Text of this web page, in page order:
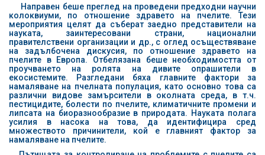
Направен беше преглед на проведени предходни научни
колоквиуми, по отношение здравето на пчелите. Тези
мероприятия целят да съберат заедно представители на
науката, заинтересовани страни, национални
правителствени организации и др., с оглед осъществяване
на задълбочена дискусия, по отношение здравето на
пчелите в Европа. Отбелязана беше необходимостта от
проучването на ролята на дивите опрашители в
екосистемите. Разгледани бяха главните фактори за
намаляване на пчелната популация, като основно това са
различни видове замърсители в околната среда, в т.ч.
пестицидите, болести по пчелите, климатичните промени и
липсата на биоразнообразие в природата. Науката полага
усилия в насока на това, да идентифицира сред
множеството причинители, кой е главният фактор за
намаляване на пчелите.